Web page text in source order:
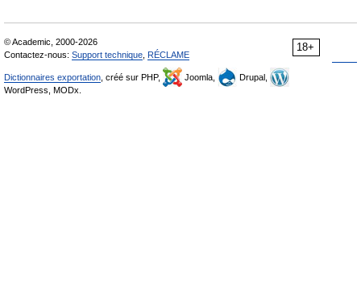
18+
© Academic, 2000-2026
Contactez-nous: Support technique RÉCLAME
Dictionnaires exportation , créé sur PHP, Joomla,
Drupal,
WordPress, MODx.